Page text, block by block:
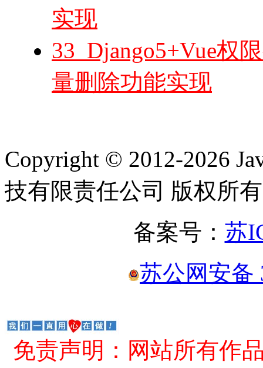
实现
33_Django5+Vue权
量删除功能实现
Copyright © 2012-2026
技有限责任公司 版权所有
备案号： 苏
苏公网安备
免责声明：网站所有作